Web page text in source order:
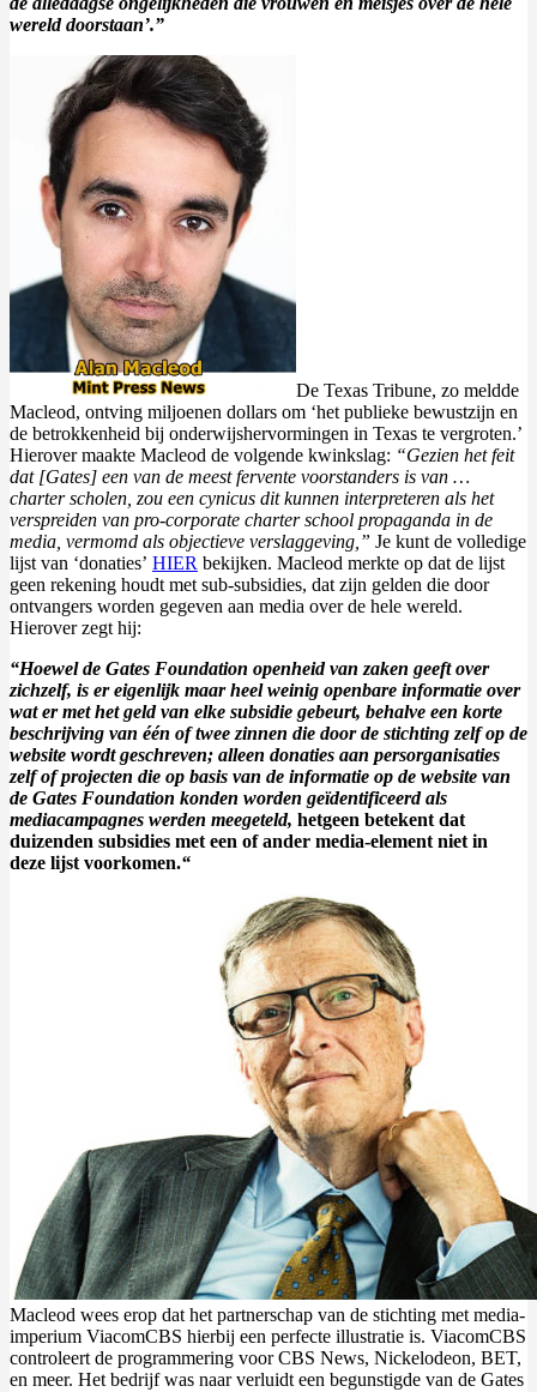
wereld doorstaan’.”
De Texas Tribune, zo meldde
Macleod, ontving miljoenen dollars om ‘het publieke bewustzijn en
de betrokkenheid bij onderwijshervormingen in Texas te vergroten.’
Hierover maakte Macleod de volgende kwinkslag: “Gezien het feit
dat [Gates] een van de meest fervente voorstanders is van …
charter scholen, zou een cynicus dit kunnen interpreteren als het
verspreiden van pro-corporate charter school propaganda in de
media, vermomd als objectieve verslaggeving,” Je kunt de volledige
lijst van ‘donaties’ HIER bekijken. Macleod merkte op dat de lijst
geen rekening houdt met sub-subsidies, dat zijn gelden die door
ontvangers worden gegeven aan media over de hele wereld.
Hierover zegt hij:
“Hoewel de Gates Foundation openheid van zaken geeft over
zichzelf, is er eigenlijk maar heel weinig openbare informatie over
wat er met het geld van elke subsidie gebeurt, behalve een korte
beschrijving van één of twee zinnen die door de stichting zelf op de
website wordt geschreven; alleen donaties aan persorganisaties
zelf of projecten die op basis van de informatie op de website van
de Gates Foundation konden worden geïdentificeerd als
mediacampagnes werden meegeteld, hetgeen betekent dat
duizenden subsidies met een of ander media-element niet in
deze lijst voorkomen.“
Macleod wees erop dat het partnerschap van de stichting met media-
imperium ViacomCBS hierbij een perfecte illustratie is. ViacomCBS
controleert de programmering voor CBS News, Nickelodeon, BET,
en meer. Het bedrijf was naar verluidt een begunstigde van de Gates